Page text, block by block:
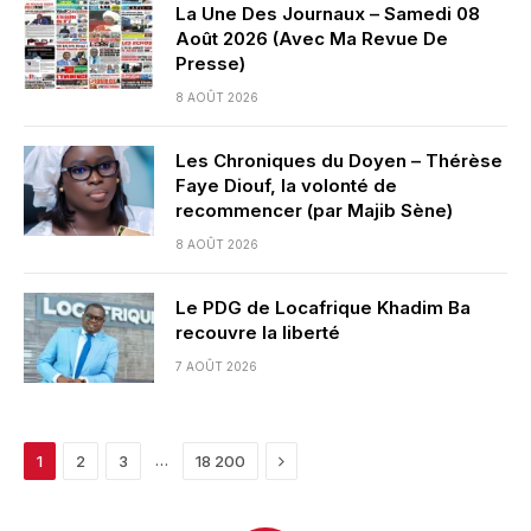
La Une Des Journaux – Samedi 08
Août 2026 (Avec Ma Revue De
Presse)
8 AOÛT 2026
Les Chroniques du Doyen – Thérèse
Faye Diouf, la volonté de
recommencer (par Majib Sène)
8 AOÛT 2026
Le PDG de Locafrique Khadim Ba
recouvre la liberté
7 AOÛT 2026
1 2 3 … 18 200 Next